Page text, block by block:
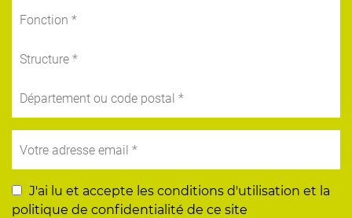
J'ai lu et accepte les conditions d'utilisation et la
politique de confidentialité de ce site